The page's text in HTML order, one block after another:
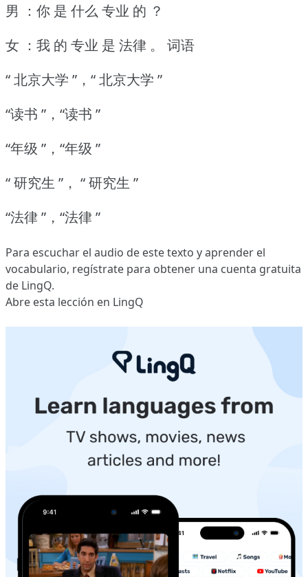
男 ：你 是 什么 专业 的 ？
女 ：我 的 专业 是 法律 。
词语
“ 北京大学 ”，“ 北京大学 ”
“读书 ”，“读书 ”
“年级 ”，“年级 ”
“ 研究生 ”， “ 研究生 ”
“法律 ”，“法律 ”
Para escuchar el audio de este texto y aprender el
vocabulario, regístrate para obtener una cuenta gratuita
de LingQ.
Abre esta lección en LingQ